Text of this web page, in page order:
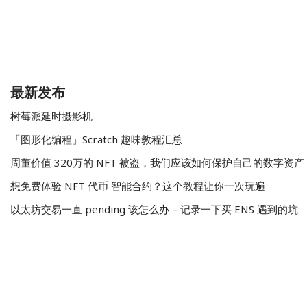
最新发布
树莓派延时摄影机
「图形化编程」Scratch 趣味教程汇总
周董价值 320万的 NFT 被盗，我们应该如何保护自己的数字资产
想免费体验 NFT 代币 智能合约？这个教程让你一次玩遍
以太坊交易一直 pending 该怎么办 – 记录一下买 ENS 遇到的坑